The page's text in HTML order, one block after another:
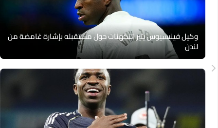
وكيل فينيسيوس يثير التكهنات حول مستقبله بإشارة غامضة من
لندن